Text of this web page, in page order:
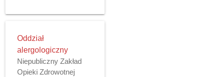
Oddział
alergologiczny
Niepubliczny Zakład
Opieki Zdrowotnej